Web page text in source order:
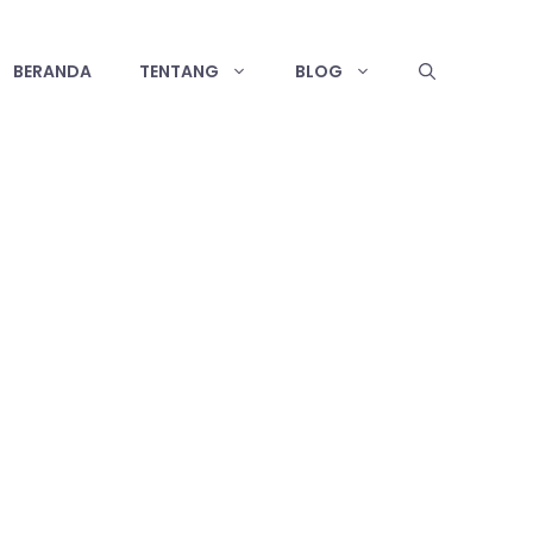
BERANDA TENTANG BLOG